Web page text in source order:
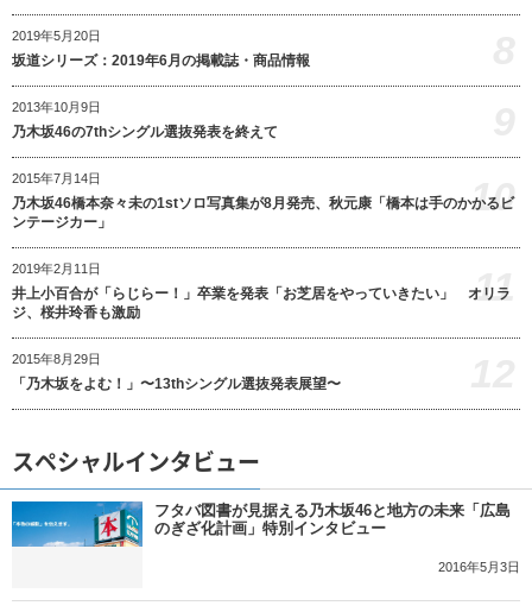
2019年5月20日
坂道シリーズ：2019年6月の掲載誌・商品情報
2013年10月9日
乃木坂46の7thシングル選抜発表を終えて
2015年7月14日
乃木坂46橋本奈々未の1stソロ写真集が8月発売、秋元康「橋本は手のかかるビ
ンテージカー」
10
2019年2月11日
井上小百合が「らじらー！」卒業を発表「お芝居をやっていきたい」 オリラ
ジ、桜井玲香も激励
11
2015年8月29日
「乃木坂をよむ！」〜13thシングル選抜発表展望〜
スペシャルインタビュー
フタバ図書が見据える乃木坂46と地方の未来「広島
のぎざ化計画」特別インタビュー
2016年5月3日